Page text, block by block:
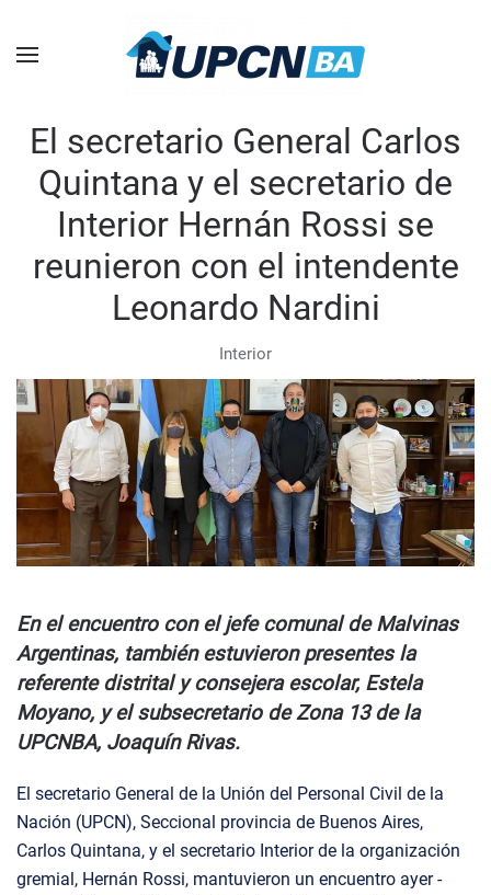
Skip to main content
El secretario General Carlos
Quintana y el secretario de
Interior Hernán Rossi se
reunieron con el intendente
Leonardo Nardini
Interior
En el encuentro con el jefe comunal de Malvinas
Argentinas, también estuvieron presentes la
referente distrital y consejera escolar, Estela
Moyano, y el subsecretario de Zona 13 de la
UPCNBA, Joaquín Rivas.
El secretario General de la Unión del Personal Civil de la
Nación (UPCN), Seccional provincia de Buenos Aires,
Carlos Quintana, y el secretario Interior de la organización
gremial, Hernán Rossi, mantuvieron un encuentro ayer -